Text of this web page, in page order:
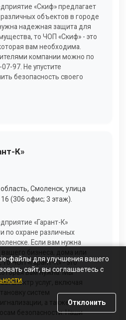
«Скиф» предлагает
объектов в городе
надежная защита для
то ЧОП «Скиф» - это
вам необходима.
компании можно по
97. Не упустите
безопасность своего
К»
Смоленск, улица
(306 офис; 3 этаж).
«Гарант-К»
по охране различных
Если вам нужна
бизнеса, дома или
ЧОП «Гарант-К» - это
вам нужна. Мы
спектр услуг, включая
систем
а также
безопасности. Наши
файлы для улучшения вашего
сайт, вы соглашаетесь с
Отклонить